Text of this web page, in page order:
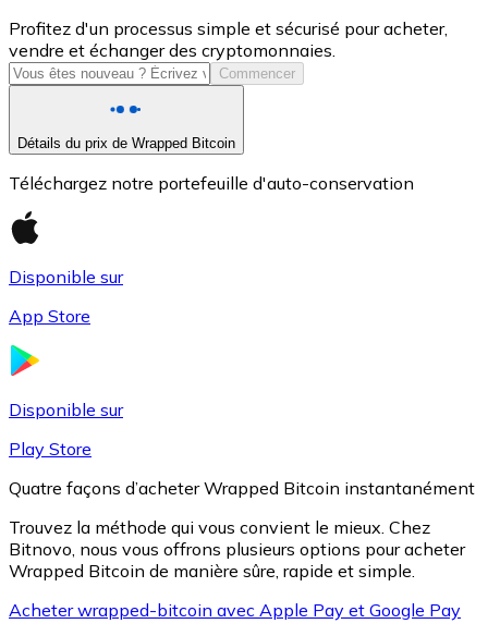
USD Coin
USDC
Profitez d'un processus simple et sécurisé pour acheter,
vendre et échanger des cryptomonnaies.
Commencer
Détails du prix de Wrapped Bitcoin
Téléchargez notre portefeuille d'auto-conservation
Disponible sur
App Store
Disponible sur
Play Store
Quatre façons d’acheter Wrapped Bitcoin instantanément
Trouvez la méthode qui vous convient le mieux. Chez
Bitnovo, nous vous offrons plusieurs options pour acheter
Wrapped Bitcoin de manière sûre, rapide et simple.
Acheter wrapped-bitcoin avec Apple Pay et Google Pay